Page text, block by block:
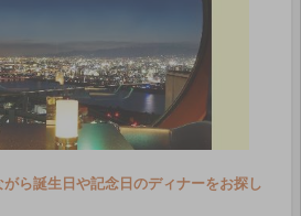
ら誕生日や記念日のディナーをお探し